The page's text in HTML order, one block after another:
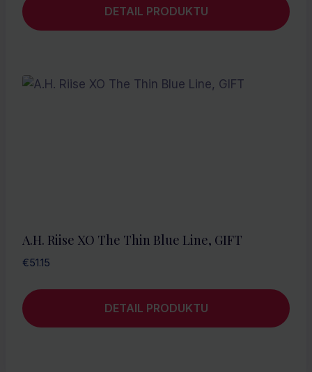
DETAIL PRODUKTU
A.H. Riise XO The Thin Blue Line, GIFT
€51.15
DETAIL PRODUKTU